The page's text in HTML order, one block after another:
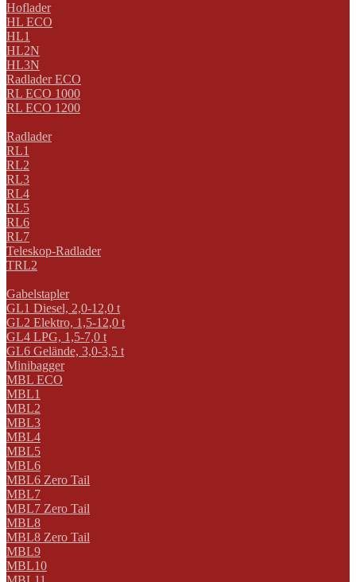
Hoflader
HL ECO
HL1
HL2N
HL3N
Radlader ECO
RL ECO 1000
RL ECO 1200
Radlader
RL1
RL2
RL3
RL4
RL5
RL6
RL7
Teleskop-Radlader
TRL2
Gabelstapler
GL1 Diesel, 2,0-12,0 t
GL2 Elektro, 1,5-12,0 t
GL4 LPG, 1,5-7,0 t
GL6 Gelände, 3,0-3,5 t
Minibagger
MBL ECO
MBL1
MBL2
MBL3
MBL4
MBL5
MBL6
MBL6 Zero Tail
MBL7
MBL7 Zero Tail
MBL8
MBL8 Zero Tail
MBL9
MBL10